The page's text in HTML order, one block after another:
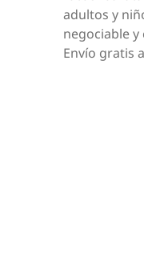
adultos y
negociable y
Envío gratis